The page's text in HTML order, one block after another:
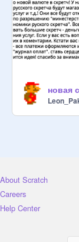
About Scratch
Careers
Help Center